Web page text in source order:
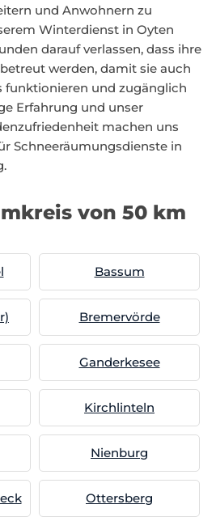
und Anwohnern zu
Winterdienst in Oyten
darauf verlassen, dass ihre
werden, damit sie auch
funktionieren und zugänglich
Erfahrung und unser
machen uns
Schneeräumungsdienste in
von 50 km
Bassum
Bremervörde
Ganderkesee
Kirchlinteln
Nienburg
Ottersberg